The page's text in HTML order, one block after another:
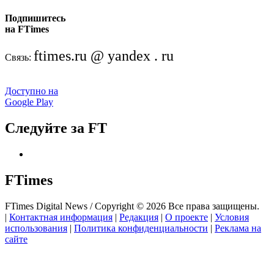
Подпишитесь
на FTimes
Связь: ftimes.ru @ yandex . ru
Доступно на
Google Play
Следуйте за FT
FTimes
FTimes Digital News / Copyright © 2026 Все права защищены.
| Контактная информация | Редакция | О проекте | Условия
использования | Политика конфиденциальности | Реклама на
сайте